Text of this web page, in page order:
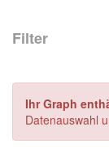
Filter
Ihr Graph
Datenauswahl